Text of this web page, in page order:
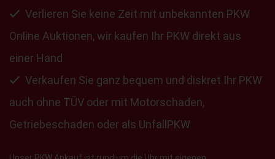
Verlieren Sie keine Zeit mit unbekannten PKW
Online Auktionen, wir kaufen Ihr PKW direkt aus
einer Hand
Verkaufen Sie ganz bequem und diskret Ihr PKW
auch ohne TÜV oder mit Motorschaden,
Getriebeschaden oder als UnfallPKW